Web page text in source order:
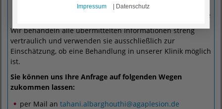
Pathologie-Bericht, falls eine Biopsie durchgeführt wurde
Wir behandeln alle übermittelten Informationen streng
vertraulich und verwenden sie ausschließlich zur
Einschätzung, ob eine Behandlung in unserer Klinik möglich
ist.
Sie können uns Ihre Anfrage auf folgenden Wegen
zukommen lassen:
per Mail an tahani.albarghouthi@agaplesion.de
Impressum | Datenschutz